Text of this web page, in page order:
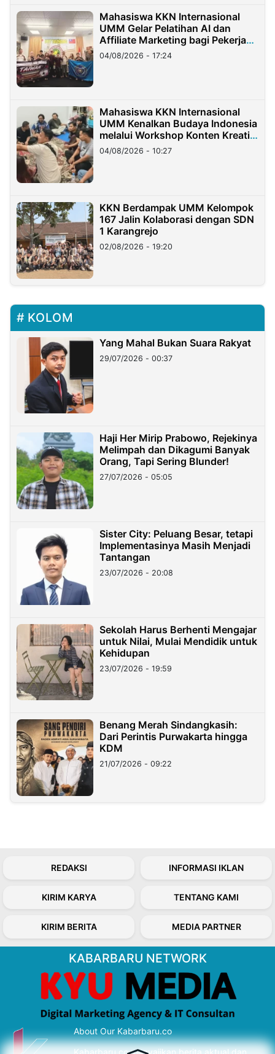
Mahasiswa KKN Internasional
UMM Gelar Pelatihan AI dan
Affiliate Marketing bagi Pekerja
Migran Indonesia di Taiwan
04/08/2026 - 17:24
Mahasiswa KKN Internasional
UMM Kenalkan Budaya Indonesia
melalui Workshop Konten Kreatif
di Taiwan
04/08/2026 - 10:27
KKN Berdampak UMM Kelompok
167 Jalin Kolaborasi dengan SDN
1 Karangrejo
02/08/2026 - 19:20
KOLOM
Yang Mahal Bukan Suara Rakyat
29/07/2026 - 00:37
Haji Her Mirip Prabowo, Rejekinya
Melimpah dan Dikagumi Banyak
Orang, Tapi Sering Blunder!
27/07/2026 - 05:05
Sister City: Peluang Besar, tetapi
Implementasinya Masih Menjadi
Tantangan
23/07/2026 - 20:08
Sekolah Harus Berhenti Mengajar
untuk Nilai, Mulai Mendidik untuk
Kehidupan
23/07/2026 - 19:59
Benang Merah Sindangkasih:
Dari Perintis Purwakarta hingga
KDM
21/07/2026 - 09:22
REDAKSI INFORMASI IKLAN
KIRIM KARYA TENTANG KAMI
KIRIM BERITA MEDIA PARTNER
KABARBARU NETWORK
About Our Kabarbaru.co
Kabarbaru.co menyajikan berita aktual dan